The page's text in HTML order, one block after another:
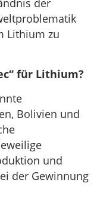
der
Lithium zu
für Lithium?
Bolivien und
und
der Gewinnung